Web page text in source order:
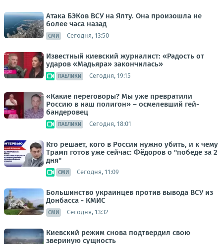
Атака БЭКов ВСУ на Ялту. Она произошла не
более часа назад
СМИ Сегодня, 13:50
Известный киевский журналист: «Радость от
ударов «Мадьяра» закончилась»
ПАБЛИКИ Сегодня, 19:15
«Какие переговоры? Мы уже превратили
Россию в наш полигон» – осмелевший гей-
бандеровец
ПАБЛИКИ Сегодня, 18:01
Кто решает, кого в России нужно убить, и к чему
Трамп готов уже сейчас: Фёдоров о "победе за 2
дня"
СМИ Сегодня, 11:09
Большинство украинцев против вывода ВСУ из
Донбасса - КМИС
СМИ Сегодня, 13:32
Киевский режим снова подтвердил свою
звериную сущность